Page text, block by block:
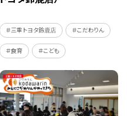
＃三重トヨタ鈴鹿店 ＃こだわりん
＃食育 ＃こども